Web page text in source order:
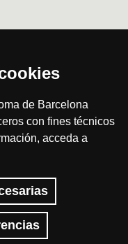
de Barcelona
con fines técnicos
acceda a